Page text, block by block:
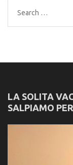
Search
for:
LA SOLITA
SALPIAMO